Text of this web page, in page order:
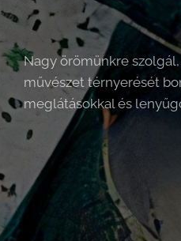
Nagy örömünkre szolgál,
művészet térnyerését
meglátásokkal és